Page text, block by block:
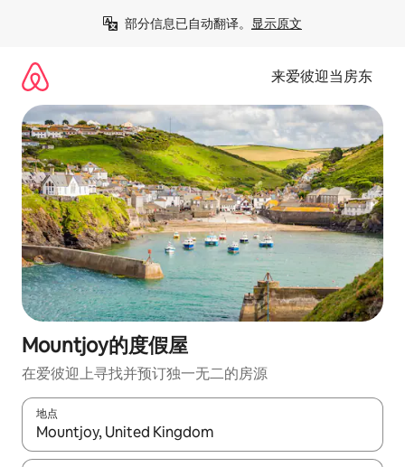
部分信息已自动翻译。 显示原文
来爱彼迎当房东
Mountjoy的度假屋
在爱彼迎上寻找并预订独一无二的房源
地点
如有搜索结果，请使用上下方向键查看，或通过点击或滑动手势